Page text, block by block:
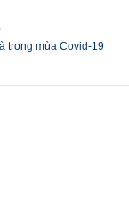
trong mùa Covid-19